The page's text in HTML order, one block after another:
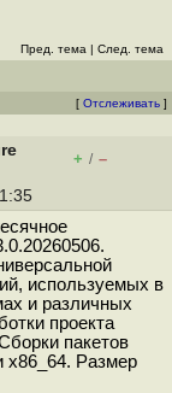
Пред. тема | След. тема
[ Отслеживать ]
+ / –
используемых в
и различных
проекта
пакетов
x86_64. Размер